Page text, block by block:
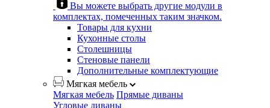
Вы можете выбрать другие модули в
комплектах, помеченных таким значком.
Товары для кухни
Кухонные столы
Столешницы
Стеновые панели
Дополнительные комплектующие
Мягкая мебель
Мягкая мебель Прямые диваны
Угловые диваны